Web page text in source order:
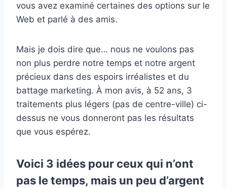
vous avez examiné certaines des options sur le
Web et parlé à des amis.
Mais je dois dire que… nous ne voulons pas
non plus perdre notre temps et notre argent
précieux dans des espoirs irréalistes et du
battage marketing. À mon avis, à 52 ans, 3
traitements plus légers (pas de centre-ville) ci-
dessus ne vous donneront pas les résultats
que vous espérez.
Voici 3 idées pour ceux qui n’ont
pas le temps, mais un peu d’argent